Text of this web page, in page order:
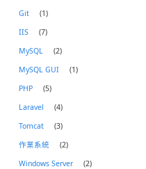
Git
(1)
IIS
(7)
MySQL
(2)
MySQL GUI
(1)
PHP
(5)
Laravel
(4)
Tomcat
(3)
作業系統
(2)
Windows Server
(2)